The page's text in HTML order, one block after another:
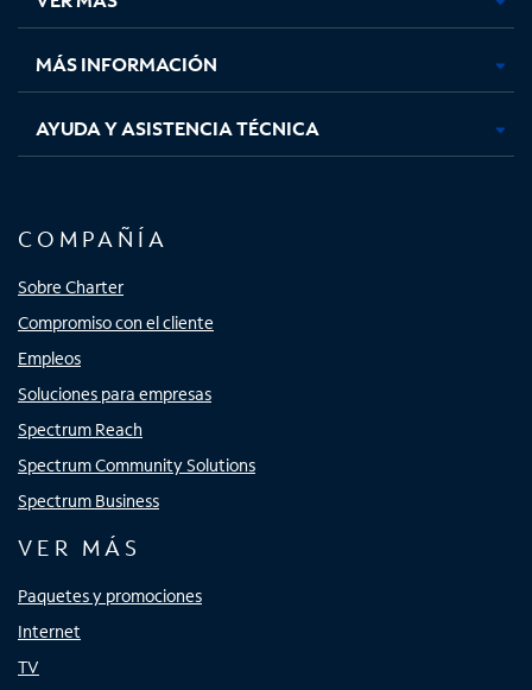
pestaña
nueva
pestaña
nueva
pestaña
nuevanueva
MÁS INFORMACIÓN
AYUDA Y ASISTENCIA TÉCNICA
COMPAÑÍA
Sobre Charter
Compromiso con el cliente
Empleos
Soluciones para empresas
Spectrum Reach
Spectrum Community Solutions
Spectrum Business
VER MÁS
Paquetes y promociones
Internet
TV